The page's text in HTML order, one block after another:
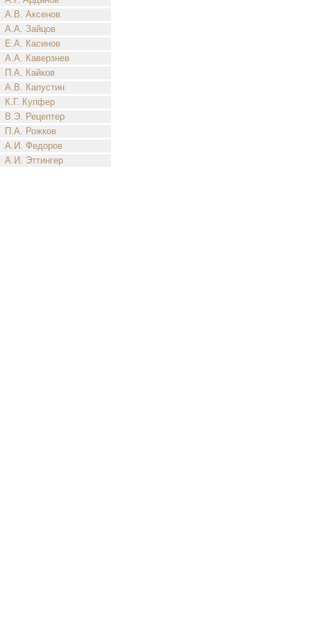
А.В. Аксенов
А.А. Зайцов
Е.А. Касинов
А.А. Каверзнев
П.А. Кайков
А.В. Капустин
К.Г. Купфер
В.Э. Рецептер
П.А. Рожков
А.И. Федоров
А.И. Эттингер